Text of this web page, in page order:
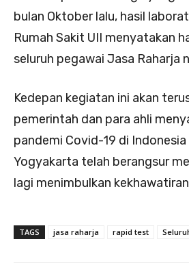
bulan Oktober lalu, hasil
Rumah Sakit UII menyatakan
seluruh pegawai Jasa Raharja
Kedepan kegiatan ini akan
pemerintah dan para ahli
pandemi Covid-19 di Indonesia
Yogyakarta telah berangsur
lagi menimbulkan
TAGS jasa raharja rapid test